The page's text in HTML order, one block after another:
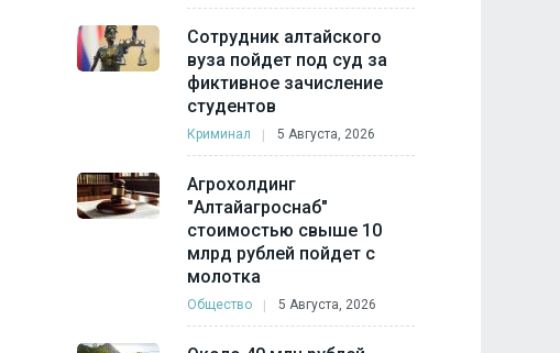
Сотрудник алтайского
вуза пойдет под суд за
фиктивное зачисление
студентов
Криминал 5 Августа, 2026
Агрохолдинг
"Алтайагроснаб"
стоимостью свыше 10
млрд рублей пойдет с
молотка
Общество 5 Августа, 2026